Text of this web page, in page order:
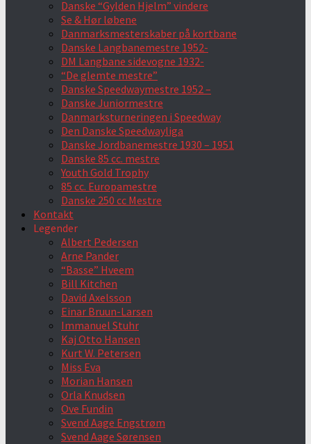
Danske “Gylden Hjelm” vindere
Se & Hør løbene
Danmarksmesterskaber på kortbane
Danske Langbanemestre 1952-
DM Langbane sidevogne 1932-
“De glemte mestre”
Danske Speedwaymestre 1952 –
Danske Juniormestre
Danmarksturneringen i Speedway
Den Danske Speedwayliga
Danske Jordbanemestre 1930 – 1951
Danske 85 cc. mestre
Youth Gold Trophy
85 cc. Europamestre
Danske 250 cc Mestre
Kontakt
Legender
Albert Pedersen
Arne Pander
“Basse” Hveem
Bill Kitchen
David Axelsson
Einar Bruun-Larsen
Immanuel Stuhr
Kaj Otto Hansen
Kurt W. Petersen
Miss Eva
Morian Hansen
Orla Knudsen
Ove Fundin
Svend Aage Engstrøm
Svend Aage Sørensen